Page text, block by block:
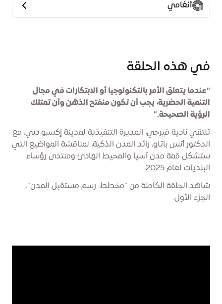
أنغامي
في هذه الحلقة
"عندما يتعلق الأمر بالتكنولوجيا أو الابتكارات في مجال
التنمية الحضرية، يجب أن تكون منفتح الذهن وأن تمتلك
الرؤية الصحيحة."
تلتقي نادية فيرجي، المديرة التنفيذية لمدينة إكسبو دبي، مع
الدكتور أنس باتاو، رائد المدن الذكية، لمناقشة المواضيع التي
ستشكل قمة مدن آسيا والمحيط الهادئ ومنتدى رؤساء
البلديات لعام 2025.
شاهد الحلقة الكاملة من "مخطط: رسم مستقبل المدن"،
الجزء الأول.